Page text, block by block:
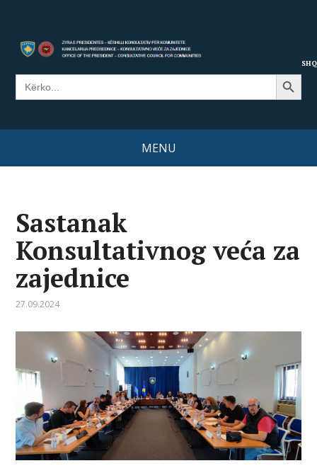
Search
for:
Search Button
MENU
Sastanak
Konsultativnog veća za
zajednice
27.09.2024